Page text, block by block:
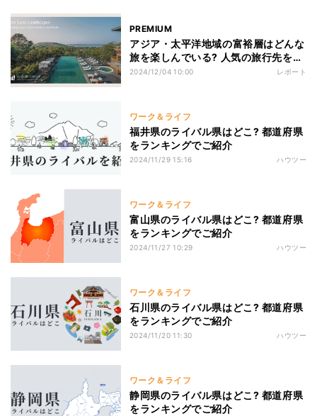
PREMIUM
アジア・太平洋地域の富裕層はどんな
旅を楽しんでいる? 人気の旅行先を調
べてみた
2024/12/04 10:00 レポート
ワーク＆ライフ
福井県のライバル県はどこ? 都道府県
をランキングでご紹介
2024/11/29 15:16 ハウツー
ワーク＆ライフ
富山県のライバル県はどこ? 都道府県
をランキングでご紹介
2024/11/27 10:29 ハウツー
ワーク＆ライフ
石川県のライバル県はどこ? 都道府県
をランキングでご紹介
2024/11/20 11:30 ハウツー
ワーク＆ライフ
静岡県のライバル県はどこ? 都道府県
をランキングでご紹介